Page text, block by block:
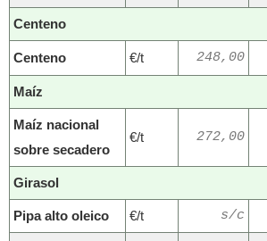
Centeno
Centeno €/t 248,00
Maíz
Maíz nacional
sobre secadero
€/t 272,00
Girasol
Pipa alto oleico €/t s/c